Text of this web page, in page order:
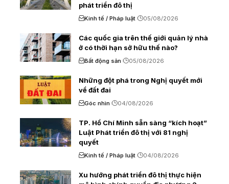
phát triển đô thị
Kinh tế / Pháp luật 05/08/2026
Các quốc gia trên thế giới quản lý nhà
ở có thời hạn sở hữu thế nào?
Bất động sản 05/08/2026
Những đột phá trong Nghị quyết mới
về đất đai
Góc nhìn 04/08/2026
TP. Hồ Chí Minh sẵn sàng “kích hoạt”
Luật Phát triển đô thị với 81 nghị
quyết
Kinh tế / Pháp luật 04/08/2026
Xu hướng phát triển đô thị thực hiện